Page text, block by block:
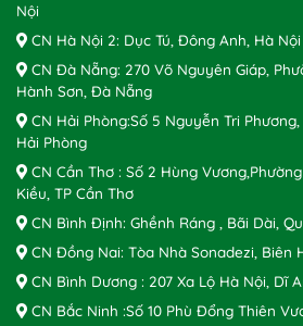
Nội
CN Hà Nội 2: Dục Tú, Đông Anh, Hà Nội
CN Đà Nẵng: 270 Võ Nguyên Giáp,
Hành Sơn, Đà Nẵng
CN Hải Phòng:Số 5 Nguyễn Tri
Hải Phòng
CN Cần Thơ : Số 2 Hùng
Kiều, TP Cần Thơ
CN Bình Định: Ghềnh Ráng , Bãi Dài,
CN Đồng Nai: Tòa Nhà Sonadezi, Biên
CN Bình Dương : 207 Xa Lộ Hà Nội, Dĩ
CN Bắc Ninh :Số 10 Phù Đổng Thiên